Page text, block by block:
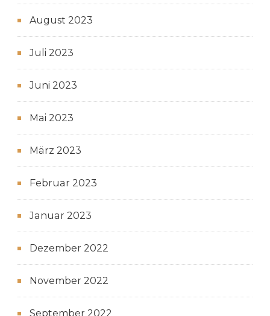
August 2023
Juli 2023
Juni 2023
Mai 2023
März 2023
Februar 2023
Januar 2023
Dezember 2022
November 2022
September 2022